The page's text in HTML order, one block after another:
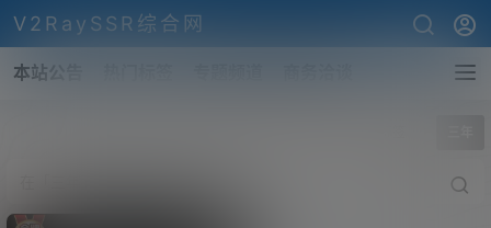
V2RaySSR综合网
本站公告